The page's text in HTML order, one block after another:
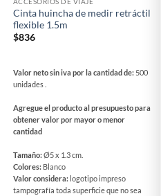
Cinta huincha de medir retráctil
flexible 1.5m
$836
Valor neto sin iva por la cantidad de: 500
unidades .
Agregue el producto al presupuesto para
obtener valor por mayor o menor
cantidad
Tamaño:Ø5 x 1.3 cm.
Colores: Blanco
Valor considera: logotipo impreso
tampografía toda superficie que no sea